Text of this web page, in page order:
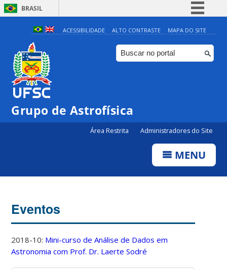
BRASIL
Simplifique!
Comunica BR
Participe
ACESSIBILIDADE ALTO CONTRASTE MAPA DO SITE
Grupo de Astrofísica
Área Restrita Administradores do Site
MENU
Eventos
2018-10: Mini-curso de Análise de Dados em
Astronomia com Prof. Dr. Laerte Sodré
4:00
5:00